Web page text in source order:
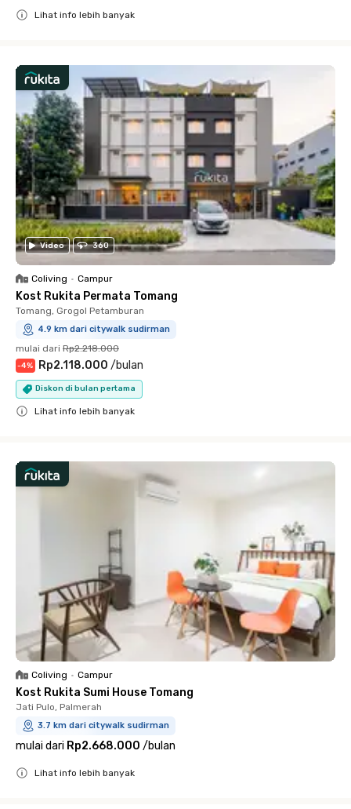
Lihat info lebih banyak
Video 360
Coliving • Campur
Kost Rukita Permata Tomang
Tomang, Grogol Petamburan
4.9 km dari citywalk sudirman
mulai dari Rp2.218.000
-4% Rp2.118.000 /bulan
Diskon di bulan pertama
Lihat info lebih banyak
Coliving • Campur
Kost Rukita Sumi House Tomang
Jati Pulo, Palmerah
3.7 km dari citywalk sudirman
mulai dari Rp2.668.000 /bulan
Lihat info lebih banyak